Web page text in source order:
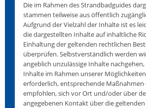
Die im Rahmen des Strandbadguides
stammen teilweise aus öffentlich
Aufgrund der Vielzahl der Inhalte ist es
die dargestellten Inhalte auf inhaltliche
Einhaltung der geltenden rechtlichen
überprüfen. Selbstverständlich werden
angeblich unzulässige Inhalte
Inhalte im Rahmen unserer
erforderlich, entsprechende Maßnahmen
empfohlen, sich vor Ort und/oder über
angegebenen Kontakt über die geltenden